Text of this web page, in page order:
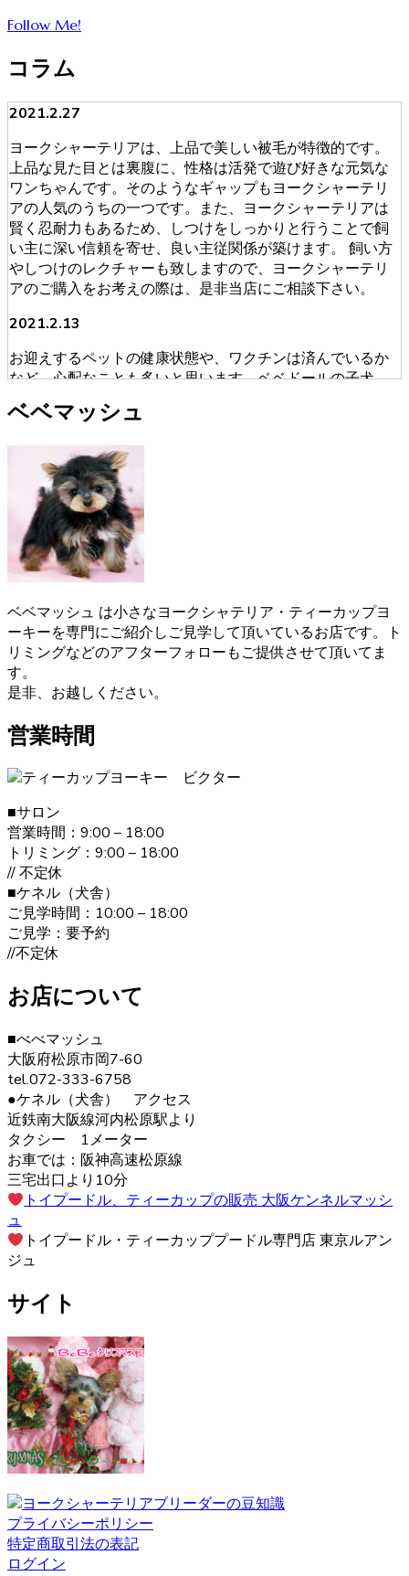
Follow Me!
コラム
2021.2.27
ヨークシャーテリアは、上品で美しい被毛が特徴的です。
上品な見た目とは裏腹に、性格は活発で遊び好きな元気な
ワンちゃんです。そのようなギャップもヨークシャーテリ
アの人気のうちの一つです。また、ヨークシャーテリアは
賢く忍耐力もあるため、しつけをしっかりと行うことで飼
い主に深い信頼を寄せ、良い主従関係が築けます。 飼い方
やしつけのレクチャーも致しますので、ヨークシャーテリ
アのご購入をお考えの際は、是非当店にご相談下さい。
2021.2.13
お迎えするペットの健康状態や、ワクチンは済んでいるか
など、心配なことも多いと思います。ベベドールの子犬
は、獣医師による健康診断を必ず受けております。ブリー
ダーが販売・購入に当たって安心できる育成を慎重に行っ
も安心してお迎えいただけます。ヨークシャーテリアのご
購入をお考えの際は、是非当店にご相談下さい。
2021.1.31
ヨークシャーテリアのご購入をお考えの際は、しっかり育
成としつけを行い、愛情たっぷりに接しているブリーダー
からお買い求めいただくのが一番です。大阪府松原市のベ
ベドールでは、ヨークシャーテリアたちの育成・販売を経
験豊富なブリーダーが行っていますのでご安心ください。
また、飼い主さんへ飼い方やしつけのレクチャーも致しま
す。ヨークシャーテリアのご購入をお考えの際は、是非当
店にご相談下さい。
2021.1.19
特徴です。”動く宝石”と呼ばれとても上品な毛並みをしてい
れが必要です。伸びた被毛を結んだり、カットしたりと飼
い主の好みによってオシャレを楽しむことが出来ます。 ご
購入の際は、是非ベベドールへお問い合わせ下さい。
2020.12.30
ヨークシャーテリアの毛色は「ダーク・スチール・ブル
ー」と言われます。 子犬の頃は黒色の割合が多く、成長す
した毛色の変化も、成長の楽しみとなるでしょう。 ヨーク
シャーテリア購入をご検討の際は、お気軽にお問い合わせ
ください。
2020.12.12
ヨークシャーテリアは警戒心が強く、初対面から心を開く
ことはあまりありませんが、慣れた飼い主には甘えん坊で
す。プライドの高い犬が多いので、しつけの際は頭ごなし
に叱らず、褒めて教えるようにしましょう。さみしがりの
面もあるので、たくさんコミュニケーションをとってあげ
るのが良いでしょう。 ヨークシャーテリアの育成・販売の
ことなら、ベベドールへ是非お問い合わせください。
2020.12.4
ペットを飼う際、愛情を持って可愛がることももちろんで
すが、それと同じくらいしつけもしっかりと行うことも大
は、飼い主様へのお引渡しの前からしつけも含めてしっか
りとした育成を行い、飼い主様へ飼う際のアドバイスも行
っております。
2020.11.27
ヨークシャーテリアと言う名前はイングランド北部に位置
するヨークシャー地方と言う場所が由来とされています。
ヨークシャー地方およびランカシャー地方で製粉工や織物
などの工場労働者たちに飼われ、ネズミ捕りの役割を担っ
ていました。とても活発で警戒心が強いのもテリアの特徴
です。 ヨークシャーテリアの育成・販売のことなら、ベベ
ベベマッシュ
ベベマッシュ は小さなヨークシャテリア・ティーカップヨ
ーキーを専門にご紹介しご見学して頂いているお店です。ト
リミングなどのアフターフォローもご提供させて頂いてま
す。
是非、お越しください。
営業時間
■サロン
営業時間：9:00 – 18:00
トリミング：9:00 – 18:00
// 不定休
■ケネル（犬舎）
ご見学時間：10:00 – 18:00
ご見学：要予約
//不定休
お店について
■べべマッシュ
大阪府松原市岡7-60
tel.072-333-6758
●ケネル（犬舎） アクセス
近鉄南大阪線河内松原駅より
タクシー 1メーター
お車では：阪神高速松原線
三宅出口より10分
トイプードル、ティーカップの販売 大阪ケンネルマッシ
ュ
トイプードル・ティーカッププードル専門店 東京ルアン
ジュ
サイト
プライバシーポリシー
特定商取引法の表記
ログイン